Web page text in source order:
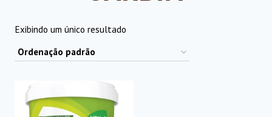
Exibindo um único resultado